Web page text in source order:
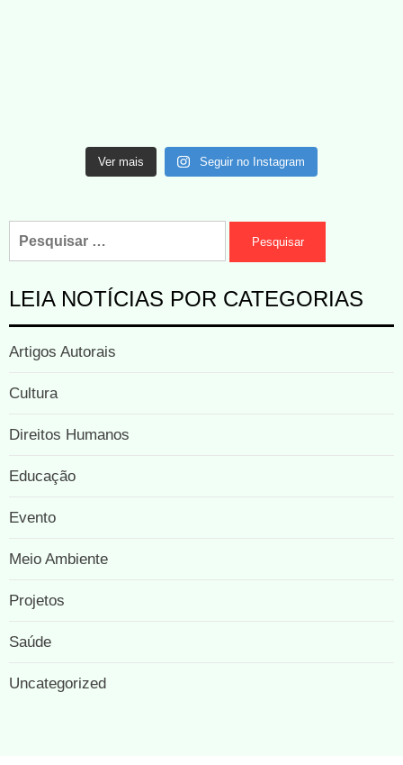
Ver mais Seguir no Instagram
LEIA NOTÍCIAS POR CATEGORIAS
Artigos Autorais
Cultura
Direitos Humanos
Educação
Evento
Meio Ambiente
Projetos
Saúde
Uncategorized